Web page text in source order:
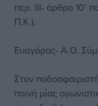
περ. ΙΙΙ- άρθρο 10’
Π.Κ.).
Ευαγόρας- Α.Ο.
Στον
ποινή μίας